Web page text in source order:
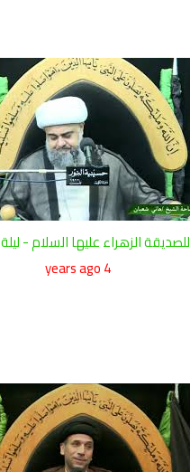
الزهراء عليها السلام - ليلة 27ربيع الاول 1442
4 years ago